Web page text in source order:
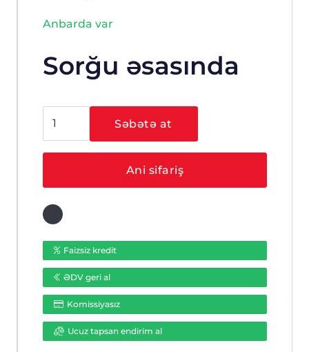
Anbarda var
Sorğu əsasında
DS-
mm)
Səbətə at
Ani sifariş
Faizsiz kredit
ƏDV geri al
Komissiyasız
Ucuz tapsan endirim al